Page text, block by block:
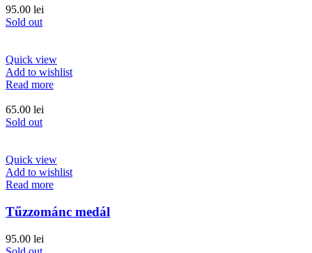
95.00 lei
Sold out
Quick view
Add to wishlist
Read more
65.00 lei
Sold out
Quick view
Add to wishlist
Read more
Tűzzománc medál
95.00 lei